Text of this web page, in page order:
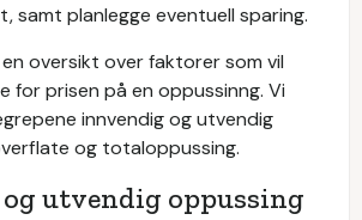
samt planlegge eventuell sparing.
oversikt over faktorer som vil
for prisen på en oppussinng. Vi
innvendig og utvendig
og totaloppussing.
utvendig oppussing